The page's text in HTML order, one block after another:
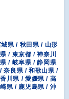
県 / 秋田県 / 山形
/ 東京都 / 神奈川
/ 岐阜県 / 静岡県
奈良県 / 和歌山県 /
川県 / 愛媛県 / 高
県 / 鹿児島県 / 沖